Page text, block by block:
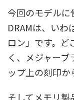
今回のモデルに
DRAMは、いわ
ロン」です。
く、メジャー
ップ上の刻印か
そしてメモリ